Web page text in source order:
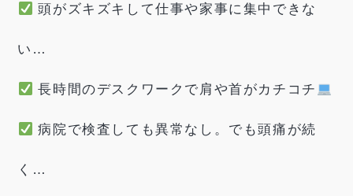
頭がズキズキして仕事や家事に集中できな
い…
長時間のデスクワークで肩や首がカチコチ
病院で検査しても異常なし。でも頭痛が続
く…